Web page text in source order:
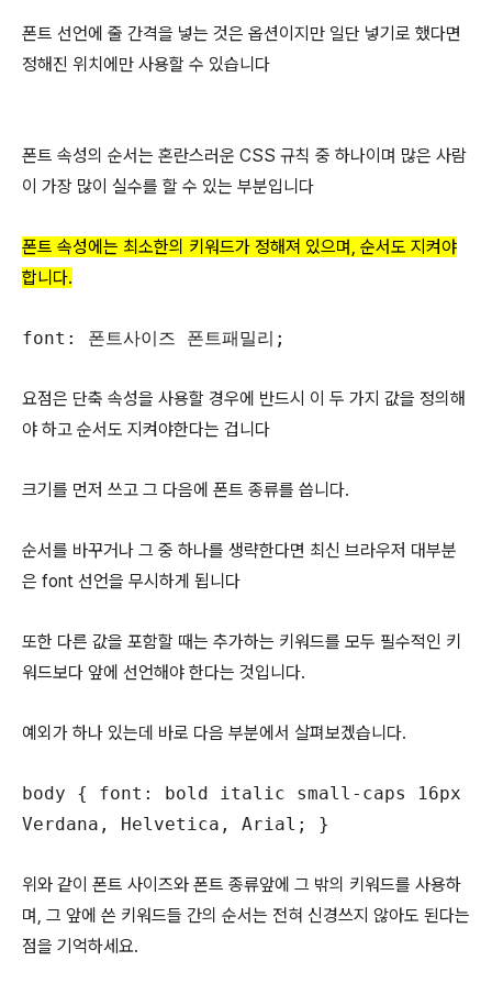
폰트 선언에 줄 간격을 넣는 것은 옵션이지만 일단 넣기로 했다면
정해진 위치에만 사용할 수 있습니다
폰트 속성의 순서는 혼란스러운 CSS 규칙 중 하나이며 많은 사람
이 가장 많이 실수를 할 수 있는 부분입니다
폰트 속성에는 최소한의 키워드가 정해져 있으며, 순서도 지켜야
합니다.
font: 폰트사이즈 폰트패밀리;
요점은 단축 속성을 사용할 경우에 반드시 이 두 가지 값을 정의해
야 하고 순서도 지켜야한다는 겁니다
크기를 먼저 쓰고 그 다음에 폰트 종류를 씁니다.
순서를 바꾸거나 그 중 하나를 생략한다면 최신 브라우저 대부분
은 font 선언을 무시하게 됩니다
또한 다른 값을 포함할 때는 추가하는 키워드를 모두 필수적인 키
워드보다 앞에 선언해야 한다는 것입니다.
예외가 하나 있는데 바로 다음 부분에서 살펴보겠습니다.
body { font: bold italic small-caps 16px
Verdana, Helvetica, Arial; }
위와 같이 폰트 사이즈와 폰트 종류앞에 그 밖의 키워드를 사용하
며, 그 앞에 쓴 키워드들 간의 순서는 전혀 신경쓰지 않아도 된다는
점을 기억하세요.